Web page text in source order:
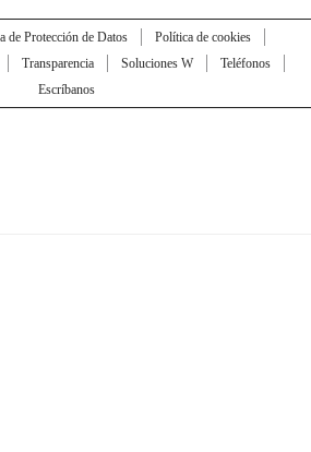
de Protección de Datos
Política de cookies
Transparencia Soluciones W
Teléfonos
Escríbanos